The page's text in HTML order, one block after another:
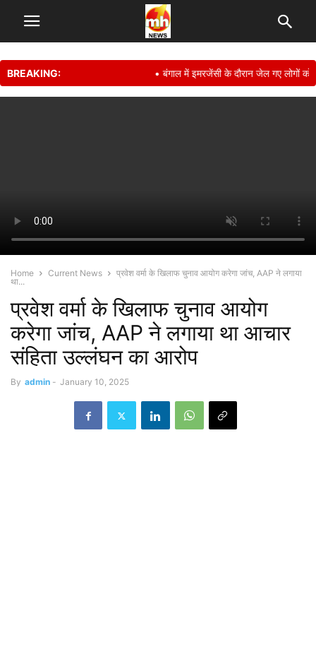
BREAKING: • बंगाल में इमरजेंसी के दौरान जेल गए लोगों को
Home Current News
प्रवेश वर्मा के खिलाफ चुनाव आयोग करेगा जांच, AAP ने लगाया
था...
प्रवेश वर्मा के खिलाफ चुनाव आयोग
करेगा जांच, AAP ने लगाया था आचार
संहिता उल्लंघन का आरोप
By admin - January 10, 2025